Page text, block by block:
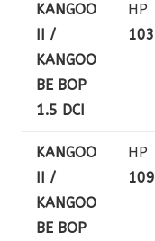
KANGOO
II /
KANGOO
BE BOP
1.5 DCI
HP
103
KANGOO
II /
KANGOO
BE BOP
HP
109